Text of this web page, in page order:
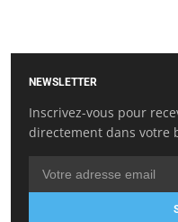
NEWSLETTER
Inscrivez-vous pour
directement dans votre